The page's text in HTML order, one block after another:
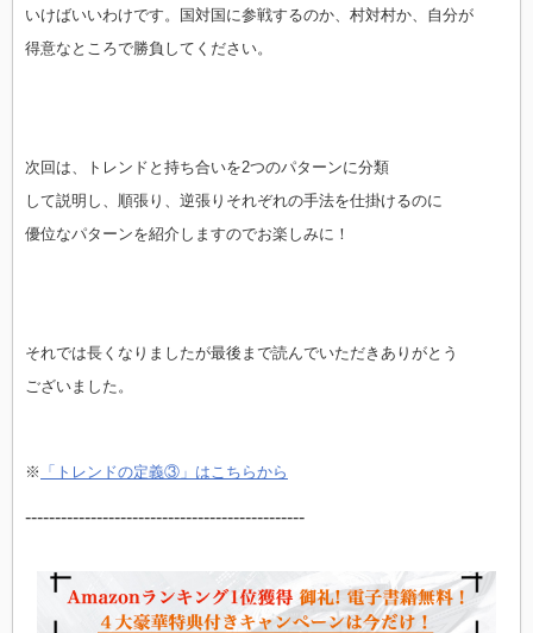
いけばいいわけです。国対国に参戦するのか、村対村か、自分が
得意なところで勝負してください。
次回は、トレンドと持ち合いを2つのパターンに分類
して説明し、順張り、逆張りそれぞれの手法を仕掛けるのに
優位なパターンを紹介しますのでお楽しみに！
それでは長くなりましたが最後まで読んでいただきありがとう
ございました。
※ 「トレンドの定義③」はこちらから
-----------------------------------------------